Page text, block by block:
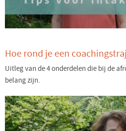
Hoe rond je een
Uitleg van de 4 onderdelen die bij de
belang zijn.